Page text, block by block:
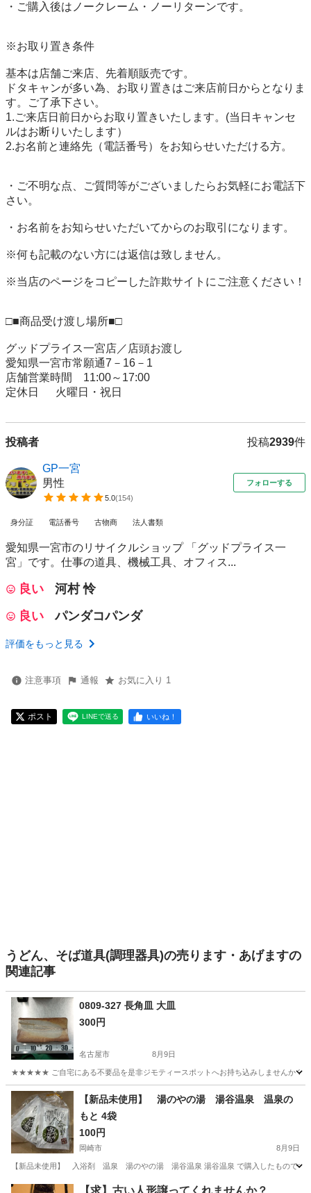
・ご購入後はノークレーム・ノーリターンです。
※お取り置き条件
基本は店舗ご来店、先着順販売です。
ドタキャンが多い為、お取り置きはご来店前日からとなりま
す。ご了承下さい。
1.ご来店日前日からお取り置きいたします。(当日キャンセ
ルはお断りいたします）
2.お名前と連絡先（電話番号）をお知らせいただける方。
・ご不明な点、ご質問等がございましたらお気軽にお電話下
さい。
・お名前をお知らせいただいてからのお取引になります。
※何も記載のない方には返信は致しません。
※当店のページをコピーした詐欺サイトにご注意ください！
□■商品受け渡し場所■□
グッドプライス一宮店／店頭お渡し
愛知県一宮市常願通7－16－1
店舗営業時間　11:00～17:00
投稿者 投稿2939件
GP一宮
男性
5.0(154)
フォローする
身分証 電話番号 古物商 法人書類
愛知県一宮市のリサイクルショップ 「グッドプライス一
宮」です。仕事の道具、機械工具、オフィス...
良い
河村 怜
良い
パンダコパンダ
評価をもっと見る
注意事項 通報 お気に入り 1
ポスト LINEで送る いいね！
うどん、そば道具(調理器具)の売ります・あげますの
関連記事
0809-327 長角皿 大皿
300円
名古屋市 8月9日
★★★★★ ご自宅にある不要品を是非ジモティースポットへお持ち込みしませんか？
愛知 名古屋市 食器 大皿
【新品未使用】 湯のやの湯 湯谷温泉 温泉の
もと 4袋
100円
岡崎市 8月9日
【新品未使用】 入浴剤 温泉 湯のやの湯 湯谷温泉 湯谷温泉 で購入したものです
愛知 岡崎市 家庭用品 温泉
【求】古い人形譲ってくれませんか？